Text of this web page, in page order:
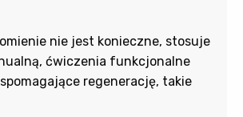
nie jest konieczne, stosuje
ćwiczenia funkcjonalne
regenerację, takie